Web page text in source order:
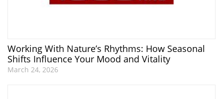
Working With Nature’s Rhythms: How Seasonal
Shifts Influence Your Mood and Vitality
March 24, 2026